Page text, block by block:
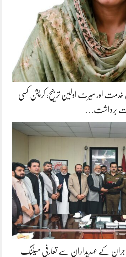
خدمت اور میرٹ اولین ترجیح، کرپشن کسی
برداشت…
کے عہدیداران سے تعارفی میٹنگ